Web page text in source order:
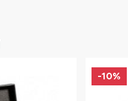
-10%